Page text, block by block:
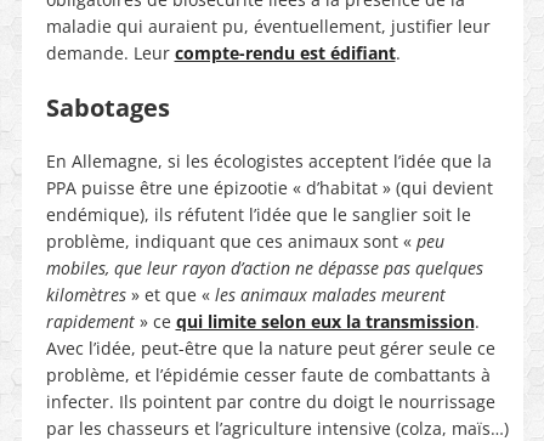
maladie qui auraient pu, éventuellement, justifier leur
demande. Leur compte-rendu est édifiant.
Sabotages
En Allemagne, si les écologistes acceptent l’idée que la
PPA puisse être une épizootie « d’habitat » (qui devient
endémique), ils réfutent l’idée que le sanglier soit le
problème, indiquant que ces animaux sont « peu
mobiles, que leur rayon d’action ne dépasse pas quelques
kilomètres» et que « les animaux malades meurent
rapidement» ce qui limite selon eux la transmission.
Avec l’idée, peut-être que la nature peut gérer seule ce
problème, et l’épidémie cesser faute de combattants à
infecter. Ils pointent par contre du doigt le nourrissage
par les chasseurs et l’agriculture intensive (colza, maïs…)